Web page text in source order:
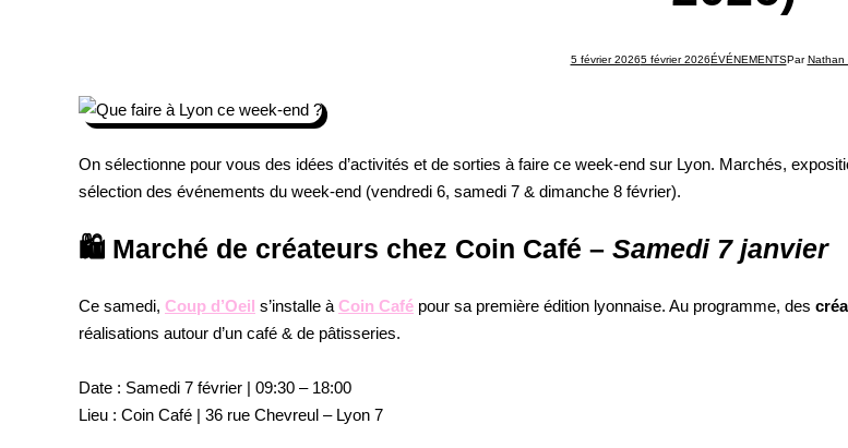
5 février 20265 février 2026ÉVÉNEMENTSParNathan
On sélectionne pour vous des idées d’activités et de sorties à faire ce week-end sur Lyon. Marchés,
sélection des événements du week-end (vendredi 6, samedi 7 & dimanche 8 février).
🛍️ Marché de créateurs chez Coin Café – Samedi 7 janvier
Ce samedi, Coup d’Oeil s’installe à Coin Café pour sa première édition lyonnaise. Au programme, des
réalisations autour d’un café & de pâtisseries.
Date : Samedi 7 février | 09:30 – 18:00
Lieu : Coin Café | 36 rue Chevreul – Lyon 7